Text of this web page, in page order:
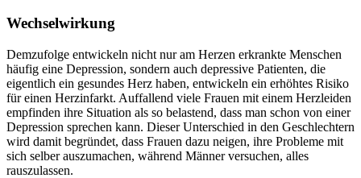
Wechselwirkung
Demzufolge entwickeln nicht nur am Herzen erkrankte Menschen
häufig eine Depression, sondern auch depressive Patienten, die
eigentlich ein gesundes Herz haben, entwickeln ein erhöhtes Risiko
für einen Herzinfarkt. Auffallend viele Frauen mit einem Herzleiden
empfinden ihre Situation als so belastend, dass man schon von einer
Depression sprechen kann. Dieser Unterschied in den Geschlechtern
wird damit begründet, dass Frauen dazu neigen, ihre Probleme mit
sich selber auszumachen, während Männer versuchen, alles
rauszulassen.